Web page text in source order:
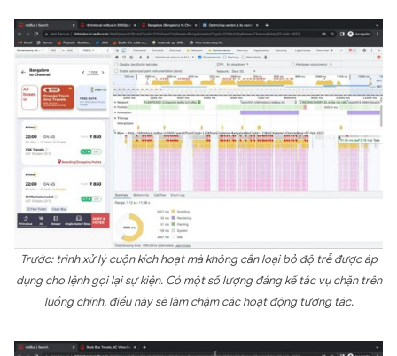
Trước: trình xử lý cuộn kích hoạt mà không cần loại bỏ độ trễ được áp
dụng cho lệnh gọi lại sự kiện. Có một số lượng đáng kể tác vụ chặn trên
luồng chính, điều này sẽ làm chậm các hoạt động tương tác.